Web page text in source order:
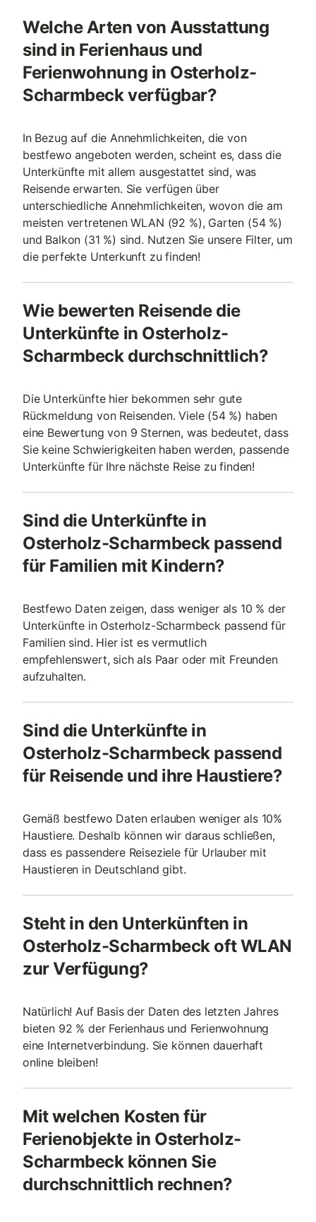
Welche Arten von Ausstattung
sind in Ferienhaus und
Ferienwohnung in Osterholz-
Scharmbeck verfügbar?
In Bezug auf die Annehmlichkeiten, die von
bestfewo angeboten werden, scheint es, dass die
Unterkünfte mit allem ausgestattet sind, was
Reisende erwarten. Sie verfügen über
unterschiedliche Annehmlichkeiten, wovon die am
meisten vertretenen WLAN (92 %), Garten (54 %)
und Balkon (31 %) sind. Nutzen Sie unsere Filter, um
die perfekte Unterkunft zu finden!
Wie bewerten Reisende die
Unterkünfte in Osterholz-
Scharmbeck durchschnittlich?
Die Unterkünfte hier bekommen sehr gute
Rückmeldung von Reisenden. Viele (54 %) haben
eine Bewertung von 9 Sternen, was bedeutet, dass
Sie keine Schwierigkeiten haben werden, passende
Unterkünfte für Ihre nächste Reise zu finden!
Sind die Unterkünfte in
Osterholz-Scharmbeck passend
für Familien mit Kindern?
Bestfewo Daten zeigen, dass weniger als 10 % der
Unterkünfte in Osterholz-Scharmbeck passend für
Familien sind. Hier ist es vermutlich
empfehlenswert, sich als Paar oder mit Freunden
aufzuhalten.
Sind die Unterkünfte in
Osterholz-Scharmbeck passend
für Reisende und ihre Haustiere?
Gemäß bestfewo Daten erlauben weniger als 10%
Haustiere. Deshalb können wir daraus schließen,
dass es passendere Reiseziele für Urlauber mit
Haustieren in Deutschland gibt.
Steht in den Unterkünften in
Osterholz-Scharmbeck oft WLAN
zur Verfügung?
Natürlich! Auf Basis der Daten des letzten Jahres
bieten 92 % der Ferienhaus und Ferienwohnung
eine Internetverbindung. Sie können dauerhaft
online bleiben!
Mit welchen Kosten für
Ferienobjekte in Osterholz-
Scharmbeck können Sie
durchschnittlich rechnen?